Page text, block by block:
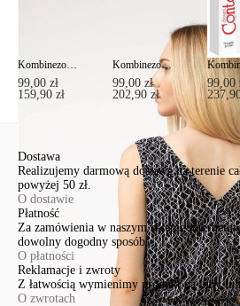
Kombinezon z kwiatowym wzorem PARISSA
99,00 zł
159,90 zł
Kombinezon z kwiatowym wzorem CAMELIA
99,00 zł
202,90 zł
99,00
Dostawa
Realizujemy darmową dostawę na terenie
powyżej 50 zł.
O dostawie
Płatność
Za zamówienia w naszym sklepie
dowolny dogodny sposób.
O płatności
Reklamacje i zwroty
Z łatwością wymienimy produkt na inny
O zwrotach